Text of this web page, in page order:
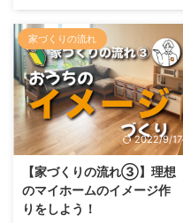
...
本格的な行動に入っていきます。
イメージ作りで思い描いたイメー
ジと、資金計画で立てた予算を見
ながら、土地探しとハウスメーカ
ー選びをします。 楽しさ半分・
キツさ半分なのが、この土地探し
とハウスメーカー選び。 色んな
土地を見たり、いろんなおうちを
見たりしてテンションが上がるも
のの、なかなか決められなくて苦
しい思いをすることもあります。
大変な思いをすることがあります
家づくりの流れ
2022/9/17
【家づくりの流れ③】理想
のマイホームのイメージ作
りをしよう！